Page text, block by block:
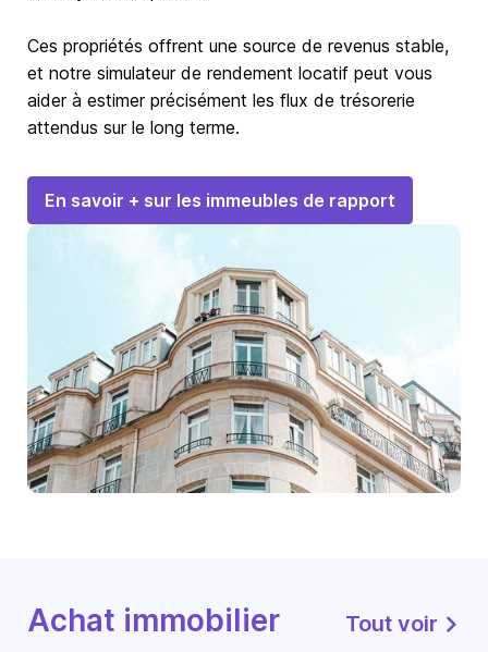
Ces propriétés offrent une source de revenus stable,
et notre simulateur de rendement locatif peut vous
aider à estimer précisément les flux de trésorerie
attendus sur le long terme.
En savoir + sur les immeubles de rapport
Achat immobilier Tout voir